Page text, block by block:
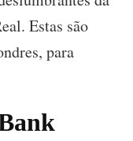
Estas são
para